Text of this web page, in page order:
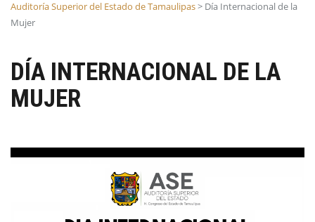
Auditoría Superior del Estado de Tamaulipas> Día Internacional de la
Mujer
DÍA INTERNACIONAL DE LA
MUJER